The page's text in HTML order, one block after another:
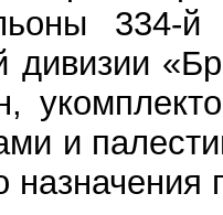
334-
дивизии
и